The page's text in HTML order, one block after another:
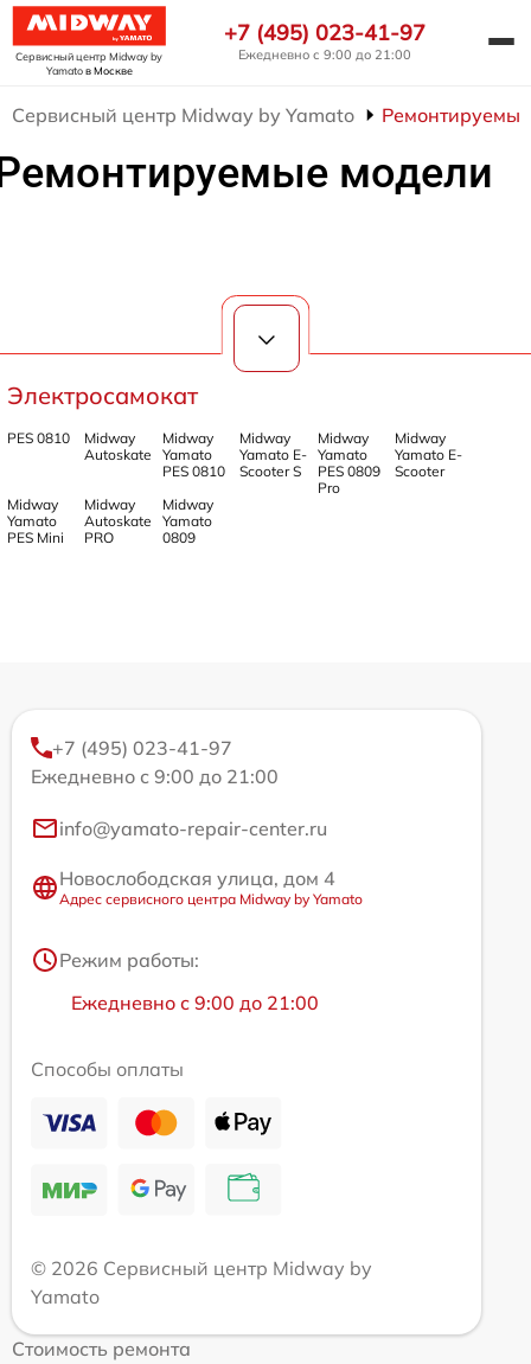
Сервисный центр Midway by
Yamatoв Москве
+7 (495) 023-41-97
Ежедневно с 9:00 до 21:00
Сервисный центр Midway by Yamato
модели
Электросамокат
PES 0810
Midway
Autoskate
Midway
Yamato
PES 0810
Midway
Yamato E-
Scooter S
Midway
Yamato
PES 0809
Pro
Midway
Yamato E-
Scooter
Midway
Yamato
PES Mini
Midway
Autoskate
PRO
Midway
Yamato
0809
+7 (495) 023-41-97
Ежедневно с 9:00 до 21:00
info@yamato-repair-center.ru
Новослободская улица, дом 4
Адрес сервисного центра Midway by Yamato
Режим работы:
Ежедневно с 9:00 до 21:00
Способы оплаты
© 2026 Сервисный центр Midway by
Yamato
Стоимость ремонта